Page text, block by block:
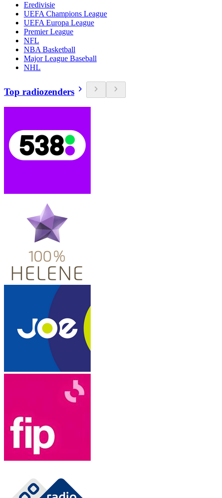
Eredivisie
UEFA Champions League
UEFA Europa League
Premier League
NFL
NBA Basketball
Major League Baseball
NHL
Top radiozenders